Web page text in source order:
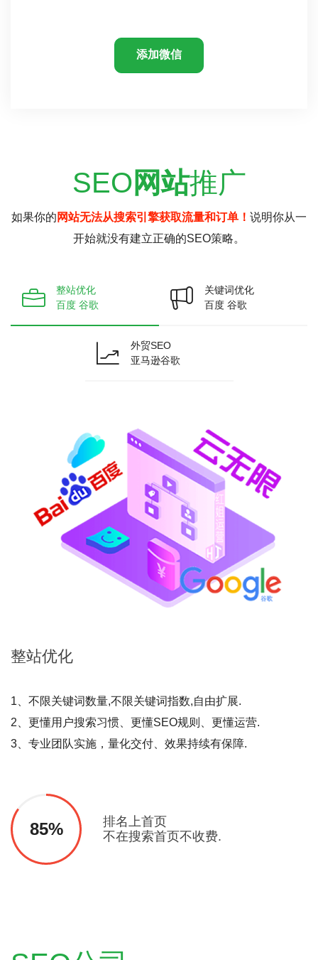
添加微信
SEO 网站推广
如果你的 网站无法从搜索引擎获取流量和订单！ 说明你从一
开始就没有建立正确的SEO策略。
整站优化
百度 谷歌
关键词优化
百度 谷歌
外贸SEO
亚马逊谷歌
整站优化
1、不限关键词数量,不限关键词指数,自由扩展.
2、更懂用户搜索习惯、更懂SEO规则、更懂运营.
3、专业团队实施，量化交付、效果持续有保障.
85%
排名上首页
不在搜索首页不收费.